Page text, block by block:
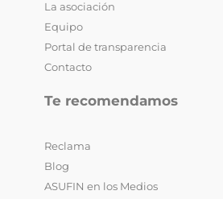
La asociación
Equipo
Portal de transparencia
Contacto
Te recomendamos
Reclama
Blog
ASUFIN en los Medios